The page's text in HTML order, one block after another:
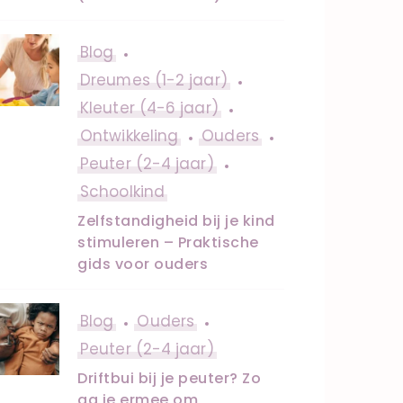
Blog
Dreumes (1-2 jaar)
Kleuter (4-6 jaar)
Ontwikkeling
Ouders
Peuter (2-4 jaar)
Schoolkind
Zelfstandigheid bij je kind
stimuleren – Praktische
gids voor ouders
Blog
Ouders
Peuter (2-4 jaar)
Driftbui bij je peuter? Zo